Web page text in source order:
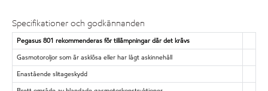
Specifikationer och godkännanden
Pegasus 801 rekommenderas för tillämpningar där det krävs
Gasmotoroljor som är asklösa eller har lågt askinnehåll
Enastående slitageskydd